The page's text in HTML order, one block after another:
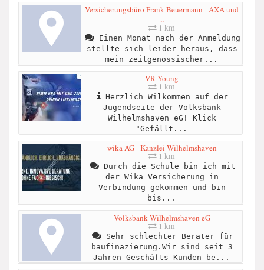
Versicherungsbüro Frank Beuermann - AXA und
...
1 km
Einen Monat nach der Anmeldung
stellte sich leider heraus, dass
mein zeitgenössischer...
VR Young
1 km
Herzlich Wilkommen auf der
Jugendseite der Volksbank
Wilhelmshaven eG! Klick
"Gefällt...
wika AG - Kanzlei Wilhelmshaven
1 km
Durch die Schule bin ich mit
der Wika Versicherung in
Verbindung gekommen und bin
bis...
Volksbank Wilhelmshaven eG
1 km
Sehr schlechter Berater für
baufinazierung.Wir sind seit 3
Jahren Geschäfts Kunden be...